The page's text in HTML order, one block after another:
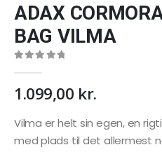
ADAX
BAG VILMA
1.099,00 kr.
Vilma er helt sin egen, en
med plads til det allermest